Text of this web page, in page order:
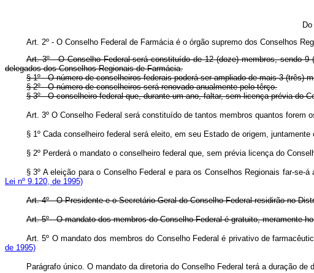
Art. 2º - O Conselho Federal de Farmácia é o órgão supremo dos Conselhos
Art. 3º - O Conselho Federal será constituído de 12 (doze) membros, sendo
delegados dos Conselhos Regionais de Farmácia.
§ 1º - O número de conselheiros federais poderá ser ampliado de mais 3 (três)
§ 2º - O número de conselheiros será renovado anualmente pelo têrço.
§ 3º - O conselheiro federal que, durante um ano, faltar, sem licença prévia do
Art. 3º O Conselho Federal será constituído de tantos membros quantos
§ 1º Cada conselheiro federal será eleito, em seu Estado de origem,
§ 2º Perderá o mandato o conselheiro federal que, sem prévia licença do
§ 3º A eleição para o Conselho Federal e para os Conselhos Regionais
Lei nº 9.120, de 1995)
Art. 4º - O Presidente e o Secretário-Geral do Conselho Federal residirão no
Art. 5º - O mandato dos membros do Conselho Federal é gratuito, meramente
Art. 5º O mandato dos membros do Conselho Federal é privativo de
de 1995)
Parágrafo único. O mandato da diretoria do Conselho Federal terá a